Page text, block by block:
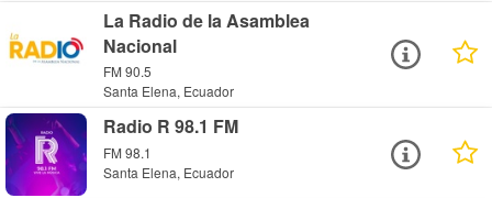
La Radio de la Asamblea
Nacional
FM 90.5
Santa Elena, Ecuador
Radio R 98.1 FM
FM 98.1
Santa Elena, Ecuador